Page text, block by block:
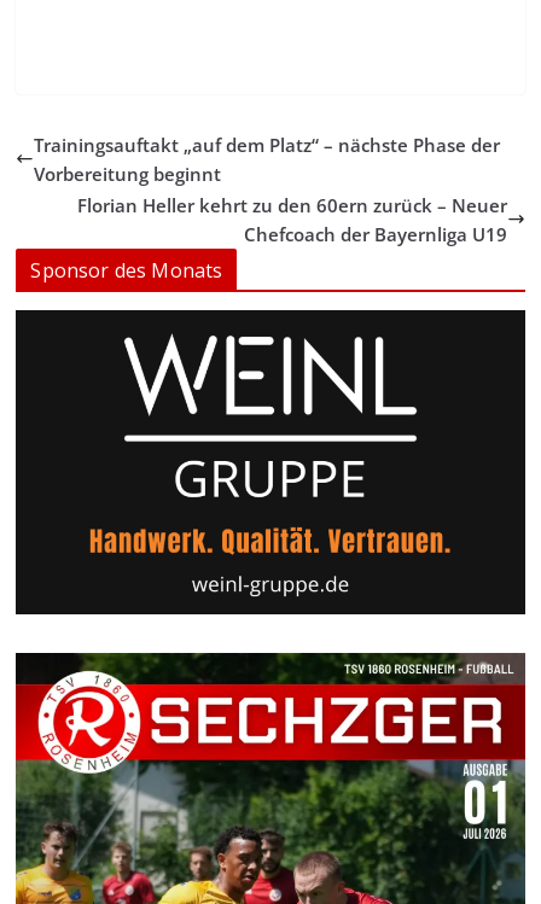
Trainingsauftakt „auf dem Platz“ – nächste Phase der
Vorbereitung beginnt
Florian Heller kehrt zu den 60ern zurück – Neuer
Chefcoach der Bayernliga U19
Sponsor des Monats